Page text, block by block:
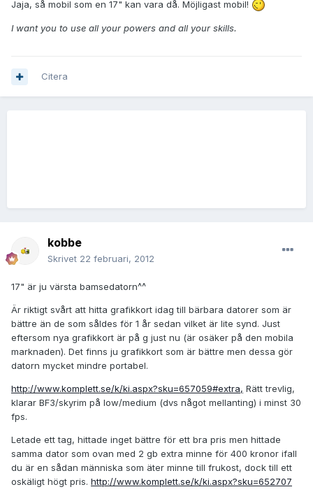
Jaja, så mobil som en 17" kan vara då. Möjligast mobil!
I want you to use all your powers and all your skills.
Citera
kobbe
Skrivet 22 februari, 2012
17" är ju värsta bamsedatorn^^
Är riktigt svårt att hitta grafikkort idag till bärbara datorer som är
bättre än de som såldes för 1 år sedan vilket är lite synd. Just
eftersom nya grafikkort är på g just nu (är osäker på den mobila
marknaden). Det finns ju grafikkort som är bättre men dessa gör
datorn mycket mindre portabel.
http://www.komplett.se/k/ki.aspx?sku=657059#extra, Rätt trevlig,
klarar BF3/skyrim på low/medium (dvs något mellanting) i minst 30
fps.
Letade ett tag, hittade inget bättre för ett bra pris men hittade
samma dator som ovan med 2 gb extra minne för 400 kronor ifall
du är en sådan människa som äter minne till frukost, dock till ett
oskäligt högt pris. http://www.komplett.se/k/ki.aspx?sku=652707